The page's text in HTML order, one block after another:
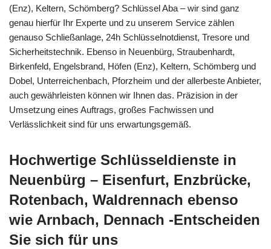
(Enz), Keltern, Schömberg? Schlüssel Aba – wir sind ganz
genau hierfür Ihr Experte und zu unserem Service zählen
genauso Schließanlage, 24h Schlüsselnotdienst, Tresore und
Sicherheitstechnik. Ebenso in Neuenbürg, Straubenhardt,
Birkenfeld, Engelsbrand, Höfen (Enz), Keltern, Schömberg und
Dobel, Unterreichenbach, Pforzheim und der allerbeste Anbieter,
auch gewährleisten können wir Ihnen das. Präzision in der
Umsetzung eines Auftrags, großes Fachwissen und
Verlässlichkeit sind für uns erwartungsgemäß.
Hochwertige Schlüsseldienste in
Neuenbürg – Eisenfurt, Enzbrücke,
Rotenbach, Waldrennach ebenso
wie Arnbach, Dennach -Entscheiden
Sie sich für uns